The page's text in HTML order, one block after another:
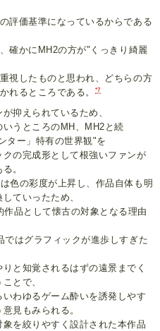
評価基準になっているからである
確かにMH2の方が"くっきり綺麗
視したものと思われ、どちらの方
れるところである。
*7
抑えられているため、
うところのMH、MH2と続
ター」特有の世界観"を
の完成形として根強いファンが
。
色の彩度が上昇し、作品自体も明
ていったため、
作品として懐古の対象となる理由
ではグラフィックが進歩しすぎた
と知覚されるはずの遠景までく
とで、
わゆるゲーム酔いを誘発しやす
見もみられる。
を絞りやすく設計された本作品